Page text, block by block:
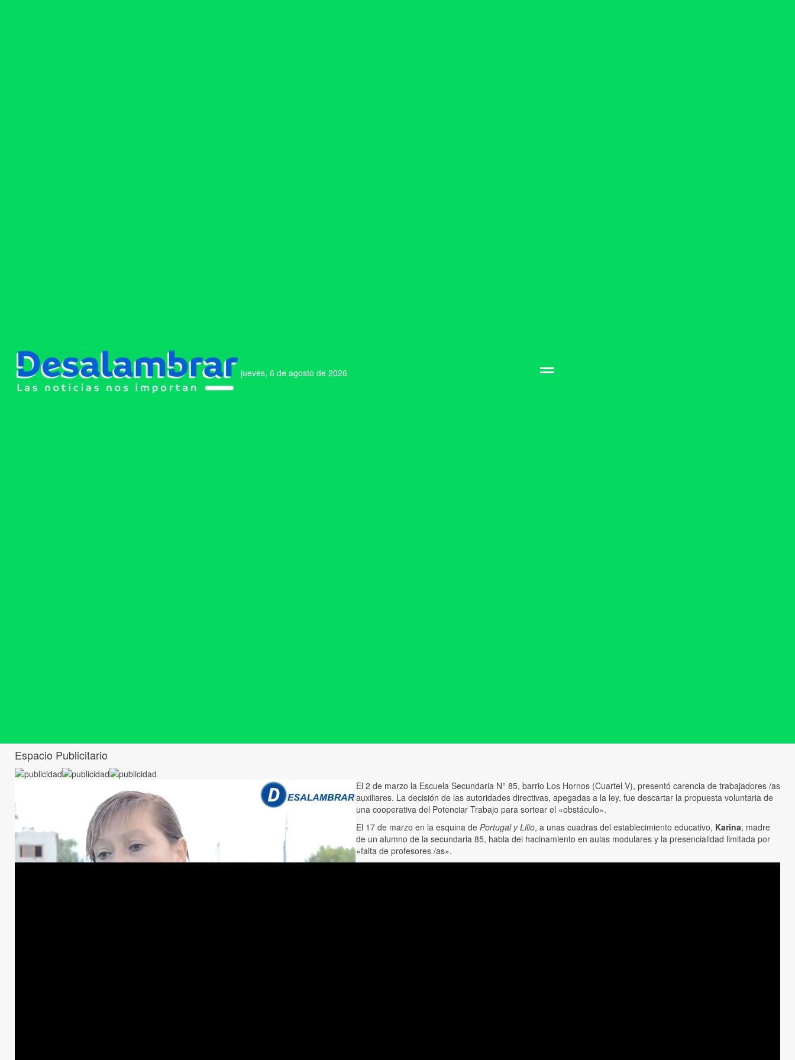
jueves, 6 de agosto de 2026
Espacio Publicitario
El 2 de marzo la Escuela Secundaria N° 85, barrio Los Hornos (Cuartel V), presentó carencia de trabajadores /as
auxiliares. La decisión de las autoridades directivas, apegadas a la ley, fue descartar la propuesta voluntaria de
una cooperativa del Potenciar Trabajo para sortear el «obstáculo».
El 17 de marzo en la esquina de Portugal y Lilio, a unas cuadras del establecimiento educativo, Karina, madre
de un alumno de la secundaria 85, habla del hacinamiento en aulas modulares y la presencialidad limitada por
«falta de profesores /as».